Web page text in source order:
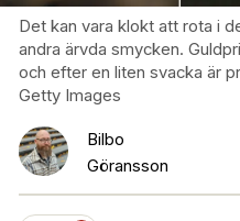
Det kan vara klokt att rota i
andra ärvda smycken.
och efter en liten svacka är
Getty Images
Bilbo
Göransson